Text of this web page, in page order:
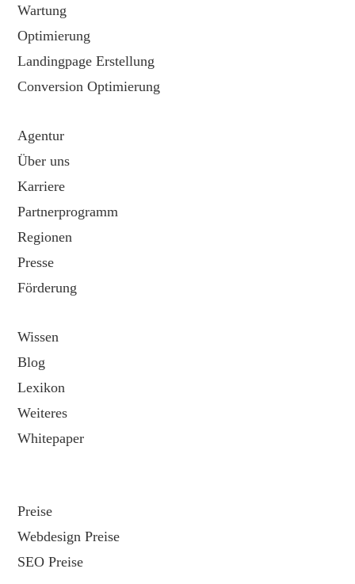
Wartung
Optimierung
Landingpage Erstellung
Conversion Optimierung
Agentur
Über uns
Karriere
Partnerprogramm
Regionen
Presse
Förderung
Wissen
Blog
Lexikon
Weiteres
Whitepaper
Preise
Webdesign Preise
SEO Preise